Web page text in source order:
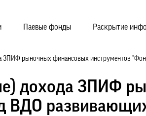
Паевые фонды Раскрытие
ЗПИФ рыночных финансовых инструментов
дохода ЗПИФ
ВДО